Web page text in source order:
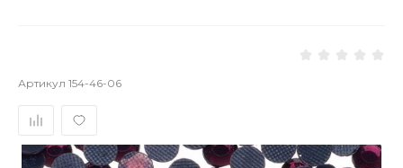
Артикул 154-46-06